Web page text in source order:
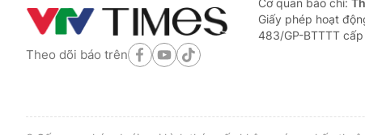
Theo dõi báo trên
Cơ quan báo chí:
Giấy phép hoạt
483/GP-BTTTT